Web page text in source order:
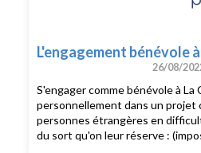
L'engagement bénévole
26/08/
S'engager comme bénévole à
personnellement dans un projet
personnes étrangères en
du sort qu'on leur réserve :